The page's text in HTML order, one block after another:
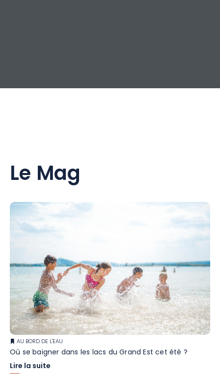
Le Mag
AU BORD DE L'EAU
Où se baigner dans les lacs du Grand Est cet été ?
Lire la suite